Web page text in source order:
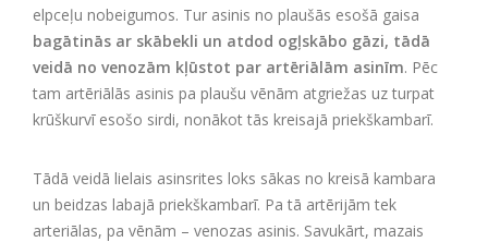
elpceļu nobeigumos. Tur asinis no plaušās esošā gaisa
bagātinās ar skābekli un atdod ogļskābo gāzi, tādā
veidā no venozām kļūstot par artēriālām asinīm. Pēc
tam artēriālās asinis pa plaušu vēnām atgriežas uz turpat
krūškurvī esošo sirdi, nonākot tās kreisajā priekškambarī.
Tādā veidā lielais asinsrites loks sākas no kreisā kambara
un beidzas labajā priekškambarī. Pa tā artērijām tek
arteriālas, pa vēnām – venozas asinis. Savukārt, mazais